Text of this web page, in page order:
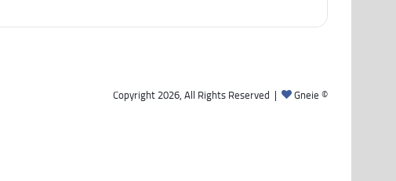
© Copyright 2026, All Rights Reserved |
Gneie